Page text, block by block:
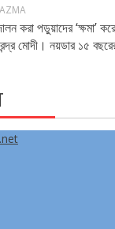
পড়ুয়াদের ‘ক্ষমা’ করে
মোদী। নয়ডার ১৫